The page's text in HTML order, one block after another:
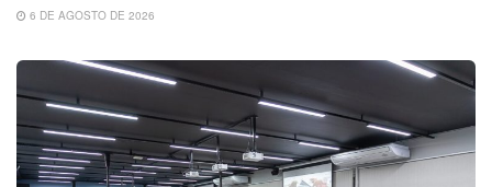
6 DE AGOSTO DE 2026